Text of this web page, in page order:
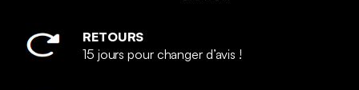
RETOURS
15 jours pour changer d’avis !